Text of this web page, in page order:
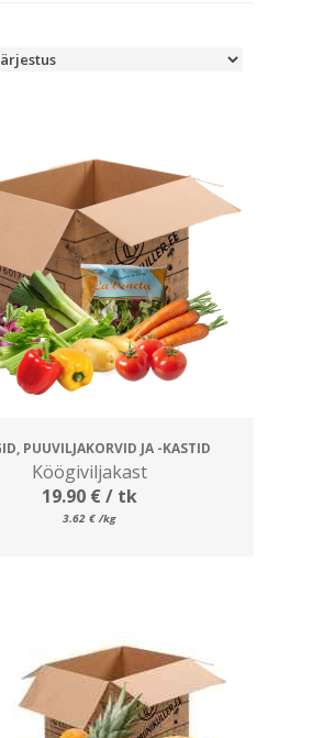
PUUVILJAKORVID JA -KASTID
Köögiviljakast
19.90 €/ tk
3.62 € /kg